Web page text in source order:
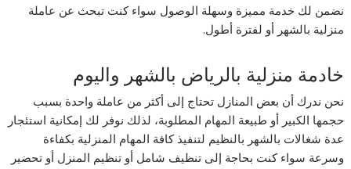
نضمن لك خدمة مميزة وسهلة الوصول سواء كنت تبحث عن عاملة
منزلية بالشهر أو لفترة أطول.
خادمة منزلية بالرياض بالشهر واليوم
نحن ندرك أن بعض المنازل تحتاج إلى أكثر من عاملة واحدة بسبب
حجمها الكبير أو طبيعة المهام المطلوبة، لذلك نوفر لك إمكانية استئجار
عدة شغالات بالشهر بالنظيم لتنفيذ كافة المهام المنزلية بكفاءة
وسرعة سواء كنت بحاجة إلى تنظيف شامل أو تنظيم المنزل أو تحضير